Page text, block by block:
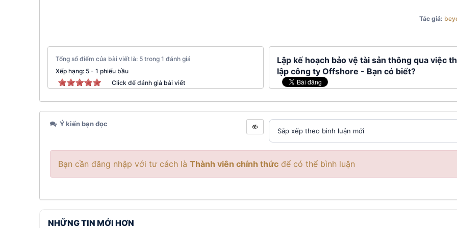
Tác giả:
Tổng số điểm của bài viết là: 5 trong 1 đánh giá
Xếp hạng: 5 - 1 phiếu bầu
Click để đánh giá bài viết
Lập kế hoạch bảo vệ tài sản thông qua việc
lập công ty Offshore - Bạn có biết?
Ý kiến bạn đọc
Bạn cần đăng nhập với tư cách là Thành viên chính thức để có thể bình luận
NHỮNG TIN MỚI HƠN